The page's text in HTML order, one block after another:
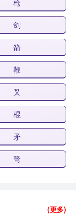
枪
剑
箭
鞭
叉
棍
矛
弩
(更多)